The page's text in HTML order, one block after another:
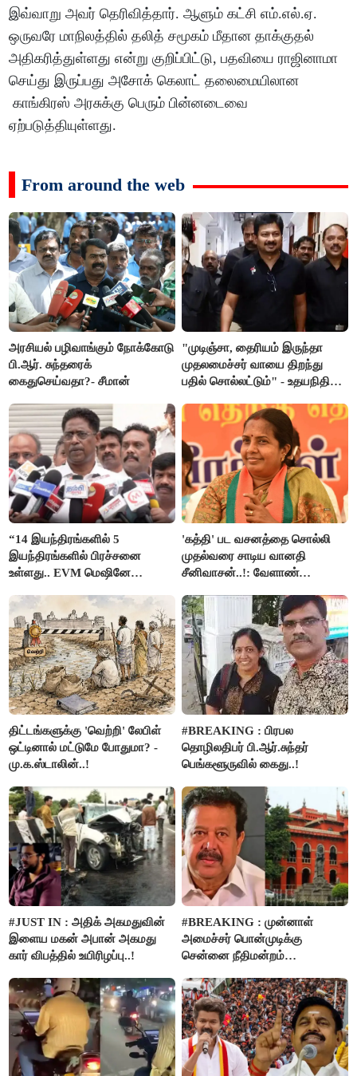
இவ்வாறு அவர் தெரிவித்தார். ஆளும் கட்சி எம்.எல்.ஏ.
ஒருவரே மாநிலத்தில் தலித் சமூகம் மீதான தாக்குதல்
அதிகரித்துள்ளது என்று குறிப்பிட்டு, பதவியை ராஜினாமா
செய்து இருப்பது அசோக் கெலாட் தலைமையிலான
காங்கிரஸ் அரசுக்கு பெரும் பின்னடைவை
ஏற்படுத்தியுள்ளது.
From around the web
அரசியல் பழிவாங்கும் நோக்கோடு
பி.ஆர். சுந்தரைக்
கைதுசெய்வதா?- சீமான்
"முடிஞ்சா, தைரியம் இருந்தா
முதலமைச்சர் வாயை திறந்து
பதில் சொல்லட்டும்" - உதயநிதி
“14 இயந்திரங்களில் 5
இயந்திரங்களில் பிரச்சனை
உள்ளது.. EVM மெஷினே
இளங்கோ
'கத்தி' பட வசனத்தை சொல்லி
முதல்வரை சாடிய வானதி
சீனிவாசன்..!: வேளாண்
எதிர்ப்பு!
திட்டங்களுக்கு 'வெற்றி' லேபிள்
ஒட்டினால் மட்டுமே போதுமா? -
மு.க.ஸ்டாலின்..!
#BREAKING : பிரபல
தொழிலதிபர் பி.ஆர்.சுந்தர்
பெங்களூருவில் கைது..!
#JUST IN : அதிக் அகமதுவின்
இளைய மகன் அபான் அகமது
கார் விபத்தில் உயிரிழப்பு..!
#BREAKING : முன்னாள்
அமைச்சர் பொன்முடிக்கு
சென்னை நீதிமன்றம்